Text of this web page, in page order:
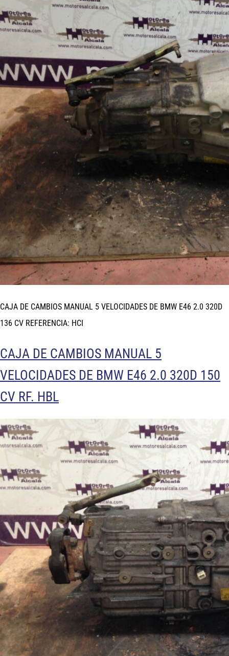
CAJA DE CAMBIOS MANUAL 5 VELOCIDADES DE BMW E46 2.0 320D
136 CV REFERENCIA: HCI
CAJA DE CAMBIOS MANUAL 5
VELOCIDADES DE BMW E46 2.0 320D 150
CV RF. HBL